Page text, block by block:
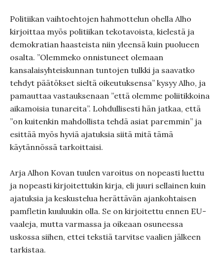
Politiikan vaihtoehtojen hahmottelun ohella Alho
kirjoittaa myös politiikan tekotavoista, kielestä ja
demokratian haasteista niin yleensä kuin puolueen
osalta. ”Olemmeko onnistuneet olemaan
kansalaisyhteiskunnan tuntojen tulkki ja saavatko
tehdyt päätökset sieltä oikeutuksensa” kysyy Alho, ja
pamauttaa vastauksenaan ”että olemme poliitikkoina
aikamoisia tunareita”. Lohdullisesti hän jatkaa, että
”on kuitenkin mahdollista tehdä asiat paremmin” ja
esittää myös hyviä ajatuksia siitä mitä tämä
käytännössä tarkoittaisi.
Arja Alhon Kovan tuulen varoitus on nopeasti luettu
ja nopeasti kirjoitettukin kirja, eli juuri sellainen kuin
ajatuksia ja keskustelua herättävän ajankohtaisen
pamfletin kuuluukin olla. Se on kirjoitettu ennen EU-
vaaleja, mutta varmassa ja oikeaan osuneessa
uskossa siihen, ettei tekstiä tarvitse vaalien jälkeen
tarkistaa.